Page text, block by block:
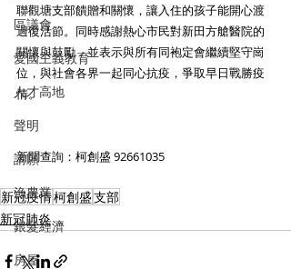
區議會
愛國主義教育
人才高地
聲明
請願
漁農業
銀髮經濟
房屋
聯觀塘支部饋贈和關懷，讓入住的孩子能開心渡
過復活節。同時感謝熱心市民對新田方艙醫院的
關懷與鼓勵，並表示與所有同袍定會繼續堅守崗
位，與社會各界一起同心抗疫，爭取早日戰勝疫
情。
新聞查詢：柯創盛 92661035
新冠疫情柯創盛支部
新冠肺炎